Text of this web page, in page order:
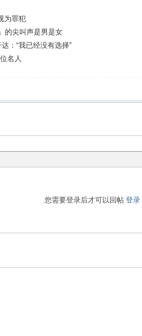
为罪犯
的尖叫声是男是女
：“我已经没有选择”
名人
您需要登录后才可以回帖 登录|